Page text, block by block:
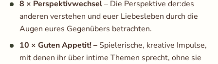
8 × Perspektivwechsel– Die Perspektive der:des
anderen verstehen und euer Liebesleben durch die
Augen eures Gegenübers betrachten.
10 × Guten Appetit! – Spielerische, kreative Impulse,
mit denen ihr über intime Themen sprecht, ohne sie